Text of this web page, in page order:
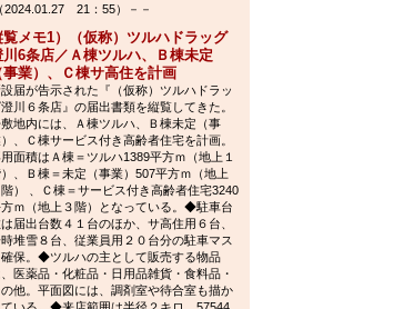
2024.01.27 21：55）－－
覧メモ1）（仮称）ツルハドラッグ
川6条店／Ａ棟ツルハ、Ｂ棟未定
事業）、Ｃ棟サ高住を計画
設届が告示された『（仮称）ツルハドラッ
川６条店』の届出書類を縦覧してきた。
地内には、Ａ棟ツルハ、Ｂ棟未定（事
、Ｃ棟サービス付き高齢者住宅を計画。
面積はＡ棟＝ツルハ1389平方ｍ（地上１
、Ｂ棟＝未定（事業）507平方ｍ（地上
階） 、Ｃ棟＝サービス付き高齢者住宅3240
ｍ（地上３階）となっている。◆駐車台
届出台数４１台のほか、サ高住用６台、
堆雪８台、従業員用２０台分の駐車マス
確保。◆ツルハの主として販売する物品
医薬品・化粧品・日用品雑貨・食料品・
の他。平面図には、調剤室や待合室も描か